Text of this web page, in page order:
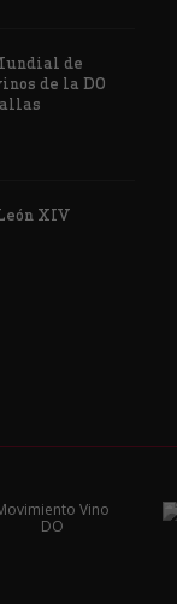
de
de la DO
XIV